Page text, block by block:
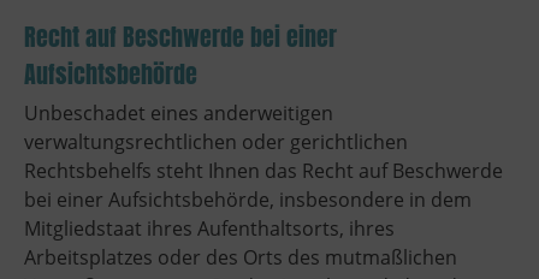
Recht auf Beschwerde bei einer
Aufsichtsbehörde
Unbeschadet eines anderweitigen
verwaltungsrechtlichen oder gerichtlichen
Rechtsbehelfs steht Ihnen das Recht auf Beschwerde
bei einer Aufsichtsbehörde, insbesondere in dem
Mitgliedstaat ihres Aufenthaltsorts, ihres
Arbeitsplatzes oder des Orts des mutmaßlichen